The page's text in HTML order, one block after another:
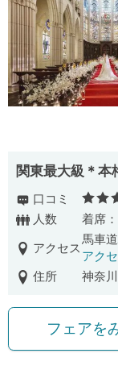
関東最大級＊
口コミ
人数
着席
アクセス
馬車
アク
住所
神奈
フェアを